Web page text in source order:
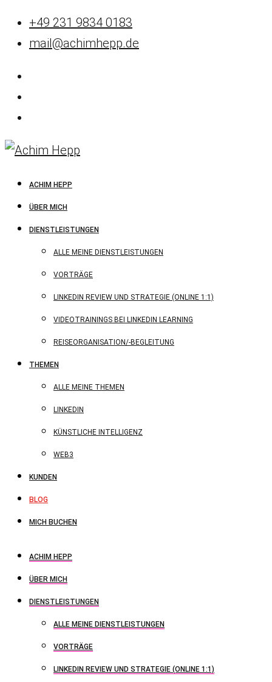
+49 231 9834 0183
mail@achimhepp.de
ACHIM HEPP
ÜBER MICH
DIENSTLEISTUNGEN
ALLE MEINE DIENSTLEISTUNGEN
VORTRÄGE
LINKEDIN REVIEW UND STRATEGIE (ONLINE 1:1)
VIDEOTRAININGS BEI LINKEDIN LEARNING
REISEORGANISATION/-BEGLEITUNG
THEMEN
ALLE MEINE THEMEN
LINKEDIN
KÜNSTLICHE INTELLIGENZ
WEB3
KUNDEN
BLOG
MICH BUCHEN
ACHIM HEPP
ÜBER MICH
DIENSTLEISTUNGEN
ALLE MEINE DIENSTLEISTUNGEN
VORTRÄGE
LINKEDIN REVIEW UND STRATEGIE (ONLINE 1:1)